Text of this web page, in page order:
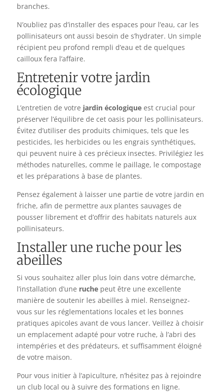
branches.
N’oubliez pas d’installer des espaces pour l’eau, car les
pollinisateurs ont aussi besoin de s’hydrater. Un simple
récipient peu profond rempli d’eau et de quelques
cailloux fera l’affaire.
Entretenir votre jardin
écologique
L’entretien de votre jardin écologiqueest crucial pour
préserver l’équilibre de cet oasis pour les pollinisateurs.
Évitez d’utiliser des produits chimiques, tels que les
pesticides, les herbicides ou les engrais synthétiques,
qui peuvent nuire à ces précieux insectes. Privilégiez les
méthodes naturelles, comme le paillage, le compostage
et les préparations à base de plantes.
Pensez également à laisser une partie de votre jardin en
friche, afin de permettre aux plantes sauvages de
pousser librement et d’offrir des habitats naturels aux
pollinisateurs.
Installer une ruche pour les
abeilles
Si vous souhaitez aller plus loin dans votre démarche,
l’installation d’une ruchepeut être une excellente
manière de soutenir les abeilles à miel. Renseignez-
vous sur les réglementations locales et les bonnes
pratiques apicoles avant de vous lancer. Veillez à choisir
un emplacement adapté pour votre ruche, à l’abri des
intempéries et des prédateurs, et suffisamment éloigné
de votre maison.
Pour vous initier à l’apiculture, n’hésitez pas à rejoindre
un club local ou à suivre des formations en ligne.